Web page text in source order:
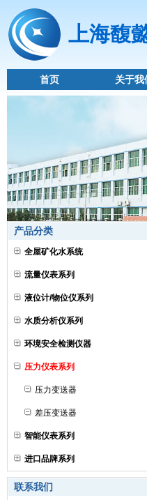
上海馥
首页 关于我
产品分类
全屋矿化水系统
流量仪表系列
液位计/物位仪系列
水质分析仪系列
环境安全检测仪器
压力仪表系列
压力变送器
差压变送器
智能仪表系列
进口品牌系列
联系我们